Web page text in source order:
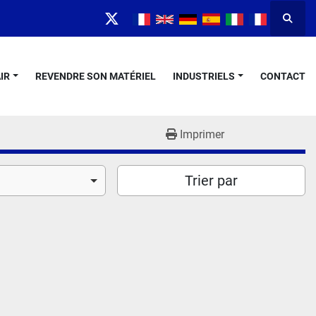
twitter
REVENDRE SON MATÉRIEL INDUSTRIELS CONTACT
Imprimer
Trier par